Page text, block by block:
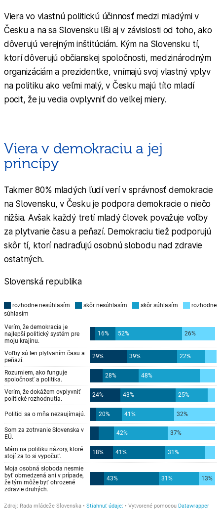
Viera vo vlastnú politickú účinnosť medzi mladými v
Česku a na sa Slovensku líši aj v závislosti od toho, ako
dôverujú verejným inštitúciám. Kým na Slovensku tí,
ktorí dôverujú občianskej spoločnosti, medzinárodným
organizáciám a prezidentke, vnímajú svoj vlastný vplyv
na politiku ako veľmi malý, v Česku majú títo mladí
pocit, že ju vedia ovplyvniť do veľkej miery.
Viera v demokraciu a jej
princípy
Takmer 80% mladých ľudí verí v správnosť demokracie
na Slovensku, v Česku je podpora demokracie o niečo
nižšia. Avšak každý tretí mladý človek považuje voľby
za plytvanie času a peňazí. Demokraciu tiež podporujú
skôr tí, ktorí nadraďujú osobnú slobodu nad zdravie
ostatných.
Slovenská republika